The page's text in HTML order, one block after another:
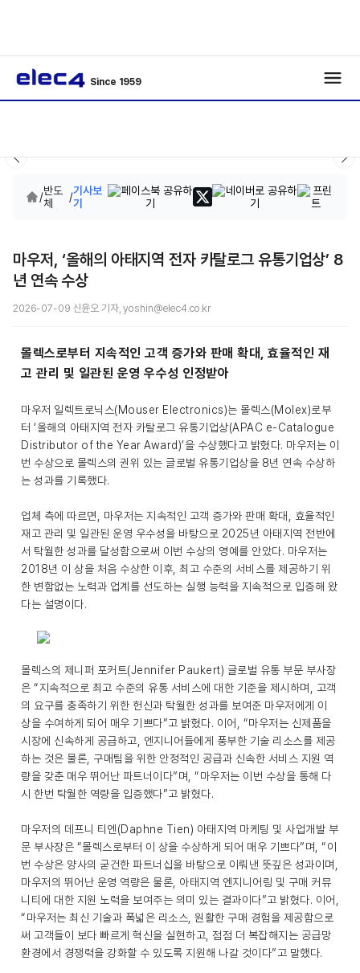
Since 1959
/반도
체
/기사보
기
마우저, ‘올해의 아태지역 전자 카탈로그 유통기업상’ 8
년 연속 수상
2026-07-09 신윤오 기자, yoshin@elec4.co.kr
몰렉스로부터 지속적인 고객 증가와 판매 확대, 효율적인 재
고 관리 및 일관된 운영 우수성 인정받아
마우저 일렉트로닉스(Mouser Electronics)는 몰렉스(Molex)로부
터 ‘올해의 아태지역 전자 카탈로그 유통기업상(APAC e-Catalogue
Distributor of the Year Award)’을 수상했다고 밝혔다. 마우저는 이
번 수상으로 몰렉스의 권위 있는 글로벌 유통기업상을 8년 연속 수상하
는 성과를 기록했다.
업체 측에 따르면, 마우저는 지속적인 고객 증가와 판매 확대, 효율적인
재고 관리 및 일관된 운영 우수성을 바탕으로 2025년 아태지역 전반에
서 탁월한 성과를 달성함으로써 이번 수상의 영예를 안았다. 마우저는
2018년 이 상을 처음 수상한 이후, 최고 수준의 서비스를 제공하기 위
한 변함없는 노력과 업계를 선도하는 실행 능력을 지속적으로 입증해 왔
다는 설명이다.
몰렉스의 제니퍼 포커트(Jennifer Paukert) 글로벌 유통 부문 부사장
은 “지속적으로 최고 수준의 유통 서비스에 대한 기준을 제시하며, 고객
의 요구를 충족하기 위한 헌신과 탁월한 성과를 보여준 마우저에게 이
상을 수여하게 되어 매우 기쁘다”고 밝혔다. 이어, “마우저는 신제품을
시장에 신속하게 공급하고, 엔지니어들에게 풍부한 기술 리소스를 제공
하는 것은 물론, 구매팀을 위한 안정적인 공급과 신속한 서비스 지원 역
량을 갖춘 매우 뛰어난 파트너이다”며, “마우저는 이번 수상을 통해 다
시 한번 탁월한 역량을 입증했다”고 밝혔다.
마우저의 데프니 티엔(Daphne Tien) 아태지역 마케팅 및 사업개발 부
문 부사장은 “몰렉스로부터 이 상을 수상하게 되어 매우 기쁘다”며, “이
번 수상은 양사의 굳건한 파트너십을 바탕으로 이뤄낸 뜻깊은 성과이며,
마우저의 뛰어난 운영 역량은 물론, 아태지역 엔지니어링 및 구매 커뮤
니티에 대한 지원 노력을 보여주는 의미 있는 결과이다”고 밝혔다. 이어,
“마우저는 최신 기술과 폭넓은 리소스, 원활한 구매 경험을 제공함으로
써 고객들이 보다 빠르게 혁신을 실현하고, 점점 더 복잡해지는 공급망
환경에서 경쟁력을 강화할 수 있도록 지원해 나갈 것이다”고 말했다.